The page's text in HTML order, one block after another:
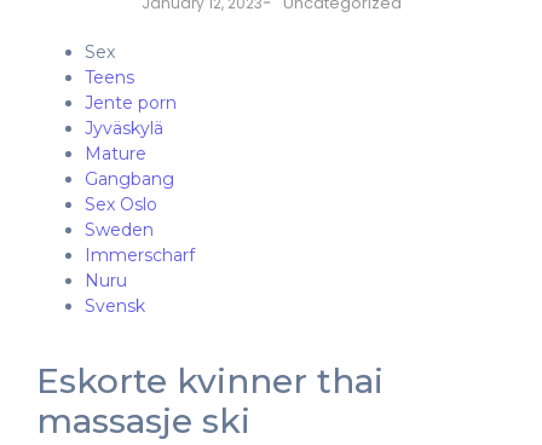
Sex
Teens
Jente porn
Jyväskylä
Mature
Gangbang
Sex Oslo
Sweden
Immerscharf
Nuru
Svensk
Eskorte kvinner thai
massasje ski